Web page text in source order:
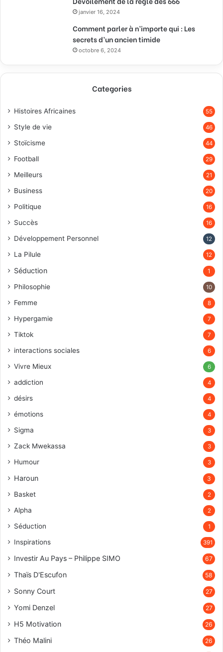
janvier 16, 2024
Comment parler à n’importe qui : Les
secrets d’un ancien timide
octobre 6, 2024
Categories
Histoires Africaines 55
Style de vie 46
Stoïcisme 44
Football 29
Meilleurs 21
Business 20
Politique 16
Succès 16
Développement Personnel 12
La Pilule 12
Séduction 1
Philosophie 10
Femme 8
Hypergamie 7
Tiktok 7
interactions sociales 6
Vivre Mieux 6
addiction 4
désirs 4
émotions 4
Sigma 3
Zack Mwekassa 3
Humour 3
Haroun 3
Basket 2
Alpha 2
Séduction 1
Inspirations 391
Investir Au Pays – Philippe SIMO 67
Thaïs D'Escufon 58
Sonny Court 27
Yomi Denzel 27
H5 Motivation 26
Théo Malini 26